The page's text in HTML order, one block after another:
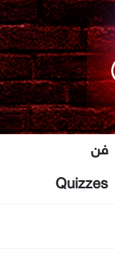
فن
Quizzes